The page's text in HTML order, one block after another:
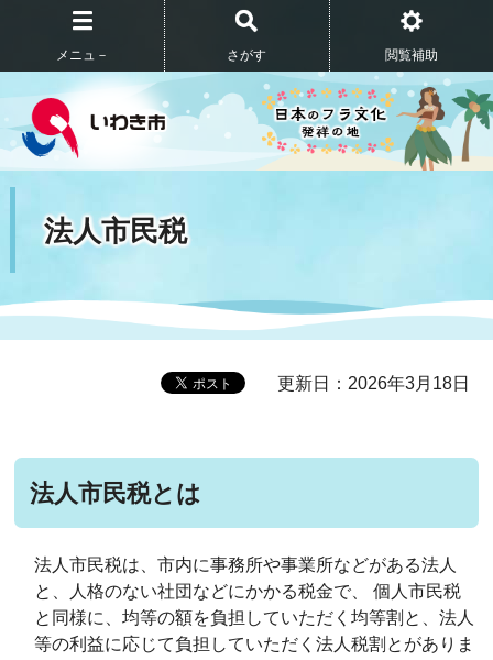
メニュ－ さがす 閲覧補助
法人市民税
更新日：2026年3月18日
法人市民税とは
法人市民税は、市内に事務所や事業所などがある法人
と、人格のない社団などにかかる税金で、 個人市民税
と同様に、均等の額を負担していただく均等割と、法人
等の利益に応じて負担していただく法人税割とがありま